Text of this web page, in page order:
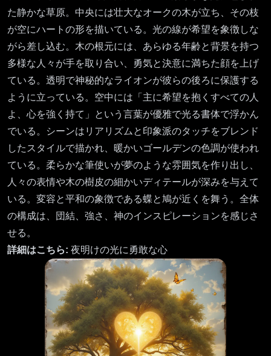
た静かな草原。中央には壮大なオークの木が立ち、その枝
が空にハートの形を描いている。光の線が希望を象徴しな
がら差し込む。木の根元には、あらゆる年齢と背景を持つ
多様な人々が手を取り合い、勇気と決意に満ちた顔を上げ
ている。透明で神秘的なライオンが彼らの後ろに保護する
ように立っている。空中には「主に希望を抱くすべての人
よ、心を強く持て」という言葉が優雅で光る書体で浮かん
でいる。シーンはリアリズムと印象派のタッチをブレンド
したスタイルで描かれ、暖かいゴールデンの色調が使われ
ている。柔らかな筆使いが夢のような雰囲気を作り出し、
人々の表情や木の樹皮の細かいディテールが深みを与えて
いる。変容と平和の象徴である蝶と鳩が近くを舞う。全体
の構成は、団結、強さ、神のインスピレーションを感じさ
せる。
詳細はこちら: 夜明けの光に勇敢な心